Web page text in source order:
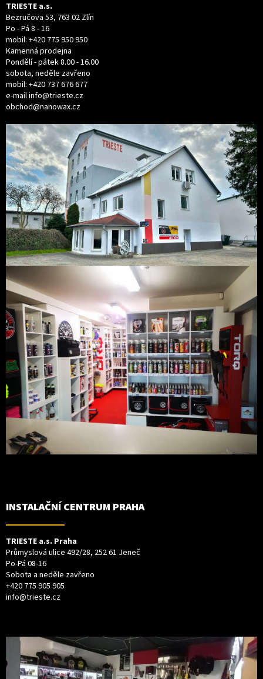
TRIESTE a.s.
Bezručova 53, 763 02 Zlín
Po - Pá 8 - 16
mobil: +420 775 950 950
Kamenná prodejna
Pondělí - pátek 8.00 - 16.00
sobota, neděle zavřeno
mobil: +420 737 676 677
e-mailinfo@trieste.cz
obchod@nanowax.cz
INSTALAČNÍ CENTRUM PRAHA
TRIESTE a.s. Praha
Průmyslová ulice 492/28, 252 61 Jeneč
Po-Pá 08-16
Sobota a neděle zavřeno
+420 775 905 905
info@trieste.cz